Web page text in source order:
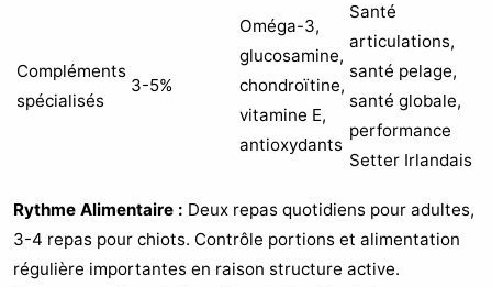
Compléments
spécialisés
3-5%
Oméga-3,
glucosamine,
chondroïtine,
vitamine E,
antioxydants
Santé
articulations,
santé pelage,
santé globale,
performance
Setter Irlandais
Rythme Alimentaire : Deux repas quotidiens pour adultes,
3-4 repas pour chiots. Contrôle portions et alimentation
régulière importantes en raison structure active.